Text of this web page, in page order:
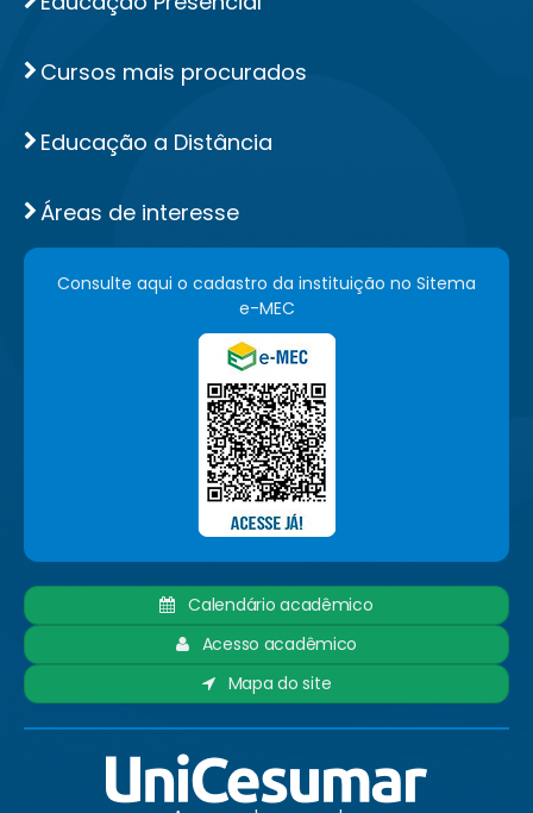
Cursos mais procurados
Educação a Distância
Áreas de interesse
Consulte aqui o cadastro da instituição no Sitema
e-MEC
Calendário acadêmico
Acesso acadêmico
Mapa do site